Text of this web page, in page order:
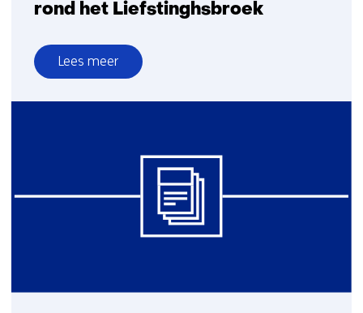
rond het Liefstinghsbroek
Lees meer
over
Intensief
het